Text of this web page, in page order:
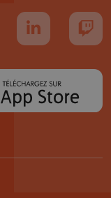
TikTok
nous sur YouTube
Suivez-nous